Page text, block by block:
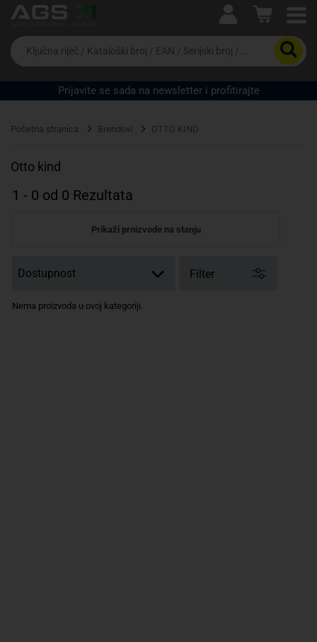
Ova postavka prilagođava asortiman proizvoda i
cijene vašim potrebama.
Da
biste
potražili
proizvod,
unesite
riječ,
EAN
serijski
Prijavite se sada na newsletter i profitirajte
Početna stranica Brendovi OTTO KIND
Otto kind
1 - 0 od 0 Rezultata
Prikaži proizvode na stanju
Filter
Nema proizvoda u ovoj kategoriji.